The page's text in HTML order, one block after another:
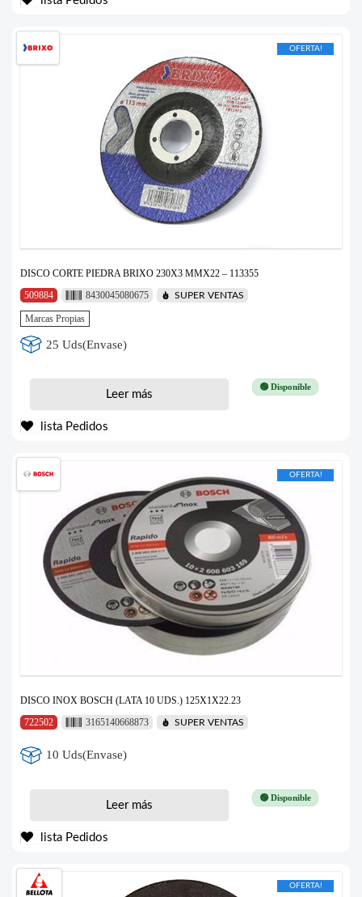
OFERTA!
DISCO CORTE PIEDRA BRIXO 230X3 MMX22 – 113355
509884
8430045080675 SUPER VENTAS
Marcas Propias
25 Uds(Envase)
🟢 Disponible
Leer más
lista Pedidos
OFERTA!
DISCO INOX BOSCH (LATA 10 UDS.) 125X1X22.23
722502
3165140668873 SUPER VENTAS
10 Uds(Envase)
🟢 Disponible
Leer más
lista Pedidos
OFERTA!